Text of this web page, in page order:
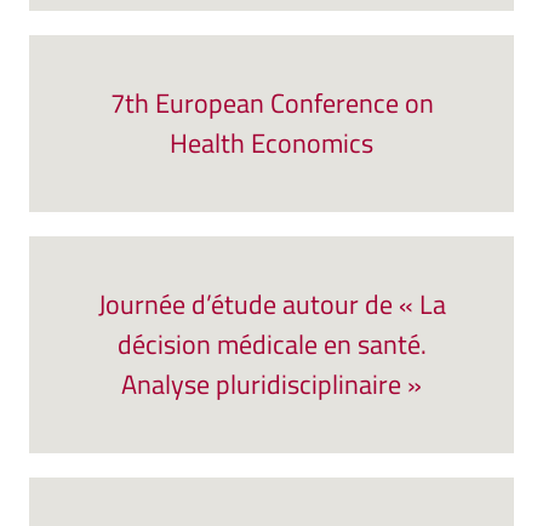
7th European Conference on
Health Economics
Journée d’étude autour de « La
décision médicale en santé.
Analyse pluridisciplinaire »